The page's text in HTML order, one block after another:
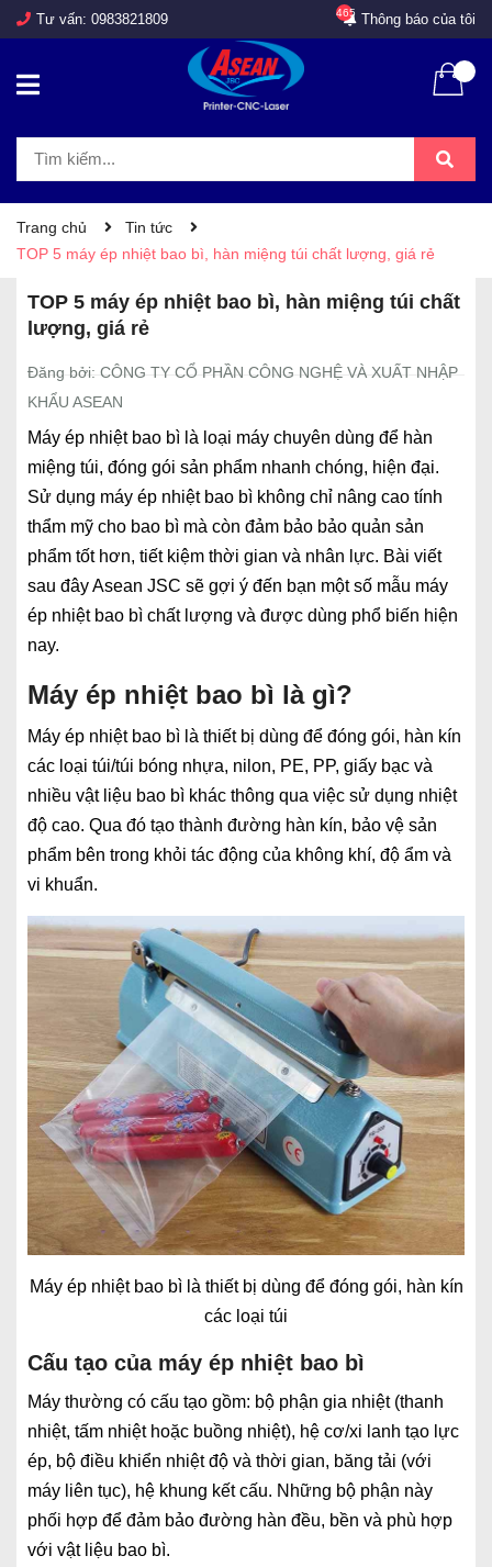
Tư vấn: 0983821809 Thông báo của tôi
465
Trang chủ
Tin tức
TOP 5 máy ép nhiệt bao bì, hàn miệng túi chất lượng, giá rẻ
TOP 5 máy ép nhiệt bao bì, hàn miệng túi chất
lượng, giá rẻ
Đăng bởi: CÔNG TY CỔ PHẦN CÔNG NGHỆ VÀ XUẤT NHẬP
KHẨU ASEAN
Máy ép nhiệt bao bì là loại máy chuyên dùng để hàn
miệng túi, đóng gói sản phẩm nhanh chóng, hiện đại.
Sử dụng máy ép nhiệt bao bì không chỉ nâng cao tính
thẩm mỹ cho bao bì mà còn đảm bảo bảo quản sản
phẩm tốt hơn, tiết kiệm thời gian và nhân lực. Bài viết
sau đây Asean JSC sẽ gợi ý đến bạn một số mẫu máy
ép nhiệt bao bì chất lượng và được dùng phổ biến hiện
nay.
Máy ép nhiệt bao bì là gì?
Máy ép nhiệt bao bì là thiết bị dùng để đóng gói, hàn kín
các loại túi/túi bóng nhựa, nilon, PE, PP, giấy bạc và
nhiều vật liệu bao bì khác thông qua việc sử dụng nhiệt
độ cao. Qua đó tạo thành đường hàn kín, bảo vệ sản
phẩm bên trong khỏi tác động của không khí, độ ẩm và
vi khuẩn.
Máy ép nhiệt bao bì là thiết bị dùng để đóng gói, hàn kín
các loại túi
Cấu tạo của máy ép nhiệt bao bì
Máy thường có cấu tạo gồm: bộ phận gia nhiệt (thanh
nhiệt, tấm nhiệt hoặc buồng nhiệt), hệ cơ/xi lanh tạo lực
ép, bộ điều khiển nhiệt độ và thời gian, băng tải (với
máy liên tục), hệ khung kết cấu. Những bộ phận này
phối hợp để đảm bảo đường hàn đều, bền và phù hợp
với vật liệu bao bì.